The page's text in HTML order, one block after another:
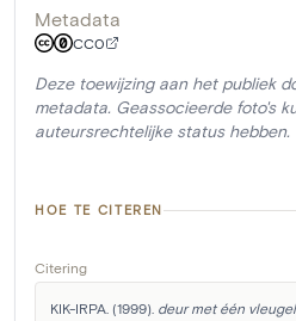
Metadata
CC0
Deze toewijzing aan het publiek
metadata. Geassocieerde foto's
auteursrechtelijke status hebben.
HOE TE CITEREN
Citering
KIK-IRPA. (1999). deur met één